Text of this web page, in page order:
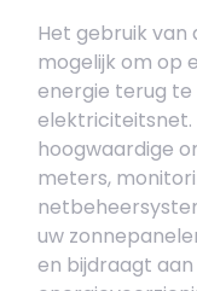
Het gebruik
mogelijk om op
energie terug
elektriciteitsnet.
hoogwaardige
meters,
uw
en bijdraagt